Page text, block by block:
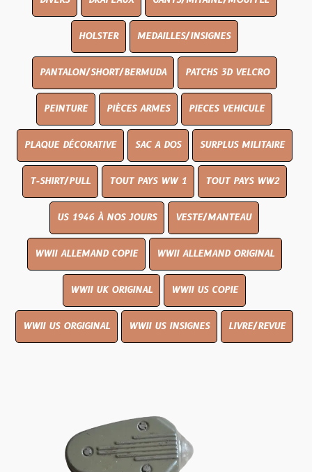
HOLSTER MEDAILLES/INSIGNES
PANTALON/SHORT/BERMUDA PATCHS 3D VELCRO
PEINTURE PIÈCES ARMES PIECES VEHICULE
PLAQUE DÉCORATIVE SAC A DOS SURPLUS MILITAIRE
T-SHIRT/PULL TOUT PAYS WW 1 TOUT PAYS WW2
US 1946 À NOS JOURS VESTE/MANTEAU
WWII ALLEMAND COPIE WWII ALLEMAND ORIGINAL
WWII UK ORIGINAL WWII US COPIE
WWII US ORGIGINAL WWII US INSIGNES LIVRE/REVUE